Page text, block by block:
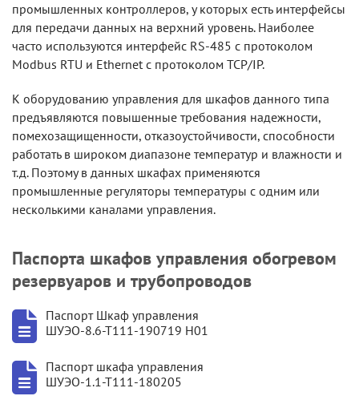
промышленных контроллеров, у которых есть интерфейсы
для передачи данных на верхний уровень. Наиболее
часто используются интерфейс RS-485 с протоколом
Modbus RTU и Ethernet с протоколом TCP/IP.
К оборудованию управления для шкафов данного типа
предъявляются повышенные требования надежности,
помехозащищенности, отказоустойчивости, способности
работать в широком диапазоне температур и влажности и
т.д. Поэтому в данных шкафах применяются
промышленные регуляторы температуры с одним или
несколькими каналами управления.
Паспорта шкафов управления обогревом
резервуаров и трубопроводов
Паспорт Шкаф управления
ШУЭО-8.6-Т111-190719 Н01
Паспорт шкафа управления
ШУЭО-1.1-Т111-180205